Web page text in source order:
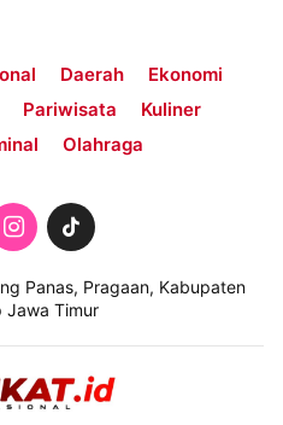
Daerah
Ekonomi
Pariwisata
Kuliner
Olahraga
Panas, Pragaan, Kabupaten
Jawa Timur